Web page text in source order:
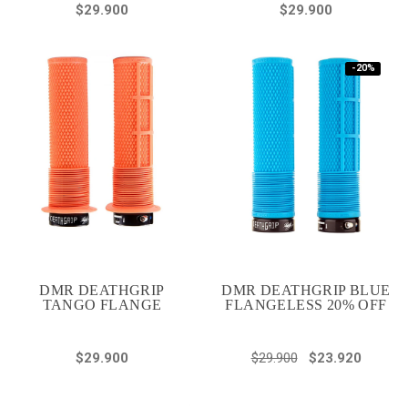
$29.900 $29.900
DMR DEATHGRIP
TANGO FLANGE
$29.900
-20%
DMR DEATHGRIP BLUE
FLANGELESS 20% OFF
$29.900 $23.920